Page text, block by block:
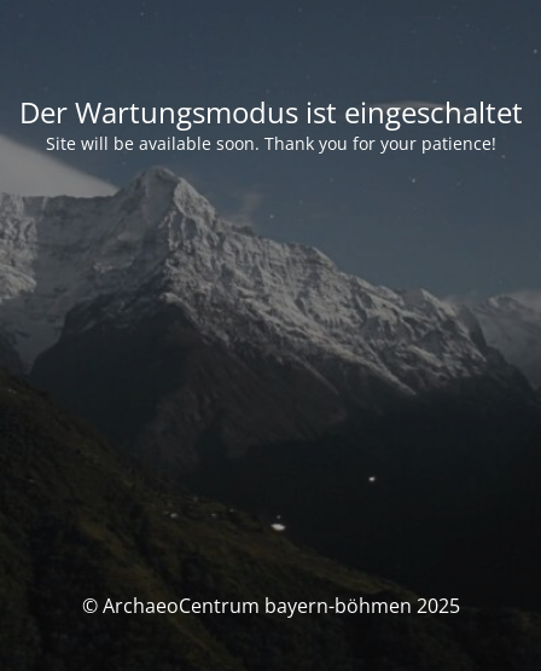
Der Wartungsmodus ist eingeschaltet
Site will be available soon. Thank you for your patience!
© ArchaeoCentrum bayern-böhmen 2025